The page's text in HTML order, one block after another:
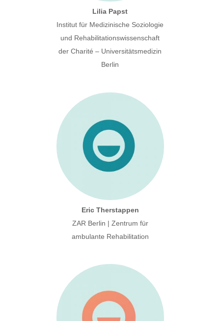
Lilia Papst
Institut für Medizinische Soziologie
und Rehabilitationswissenschaft
der Charité – Universitätsmedizin
Berlin
Eric Therstappen
ZAR Berlin | Zentrum für
ambulante Rehabilitation